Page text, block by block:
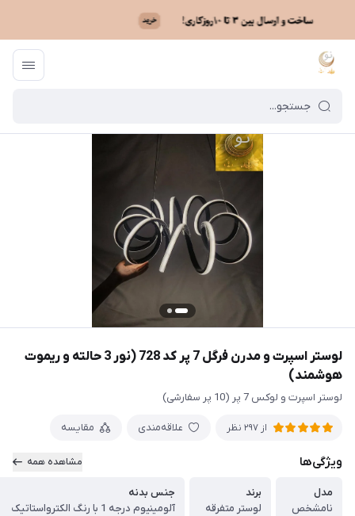
ماه نو / فهرست محصولات
لوستر اسپرت و مدرن فرگل 7 پر کد 728 (نور 3 حالته و ریموت
هوشمند)
لوستر اسپرت و لوکس 7 پر (10 پر سفارشی)
از 297 نظر علاقه‌مندی مقایسه
ویژگی‌ها مشاهده همه
مدل
نامشخص
برند
لوستر متفرقه
جنس بدنه
آلومینیوم درجه 1 با رنگ الکترواستاتیک